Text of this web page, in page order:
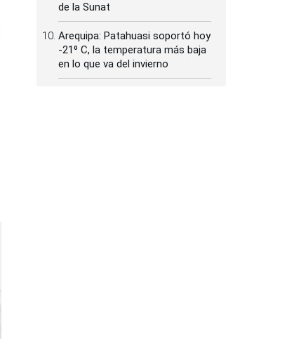
de la Sunat
Arequipa: Patahuasi soportó hoy
-21⁰ C, la temperatura más baja
en lo que va del invierno